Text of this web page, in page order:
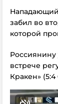
Нападающий
забил во
которой
Россиянину
встрече
Кракен» (5:4